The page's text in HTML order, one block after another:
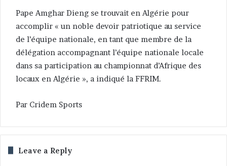
Pape Amghar Dieng se trouvait en Algérie pour
accomplir « un noble devoir patriotique au service
de l’équipe nationale, en tant que membre de la
délégation accompagnant l’équipe nationale locale
dans sa participation au championnat d’Afrique des
locaux en Algérie », a indiqué la FFRIM.
Par Cridem Sports
Leave a Reply